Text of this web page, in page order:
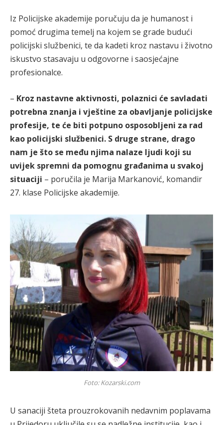
Iz Policijske akademije poručuju da je humanost i
pomoć drugima temelj na kojem se grade budući
policijski službenici, te da kadeti kroz nastavu i životno
iskustvo stasavaju u odgovorne i saosjećajne
profesionalce.
– Kroz nastavne aktivnosti, polaznici će savladati
potrebna znanja i vještine za obavljanje policijske
profesije, te će biti potpuno osposobljeni za rad
kao policijski službenici. S druge strane, drago
nam je što se među njima nalaze ljudi koji su
uvijek spremni da pomognu građanima u svakoj
situaciji – poručila je Marija Markanović, komandir
27. klase Policijske akademije.
Foto: Kozarski.com
U sanaciji šteta prouzrokovanih nedavnim poplavama